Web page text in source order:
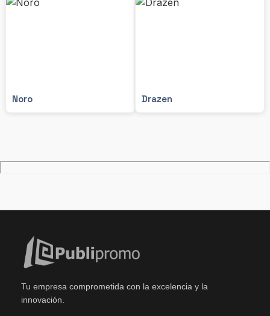
Noro Drazen
Tu empresa comprometida con la excelencia y la
innovación.